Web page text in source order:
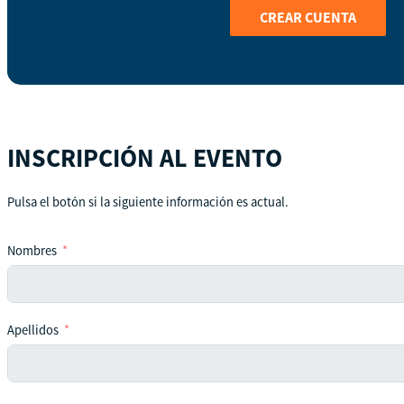
CREAR CUENTA
INSCRIPCIÓN AL EVENTO
Pulsa el botón si la siguiente información es actual.
Nombres
Apellidos